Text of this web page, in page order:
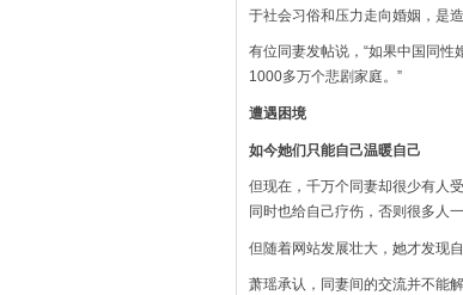
于社会习俗和压力走向婚姻，是
有位同妻发帖说，“如果中国同性
1000多万个悲剧家庭。”
遭遇困境
如今她们只能自己温暖自己
但现在，千万个同妻却很少有人
同时也给自己疗伤，否则很多人
但随着网站发展壮大，她才发现
萧瑶承认，同妻间的交流并不能